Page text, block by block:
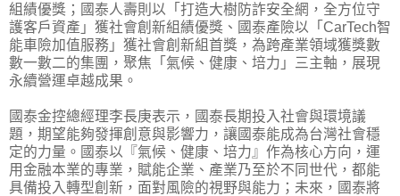
組績優獎；國泰人壽則以「打造大樹防詐安全網，全方位守
護客戶資產」獲社會創新組績優獎、國泰產險以「CarTech智
能車險加值服務」獲社會創新組首獎，為跨產業領域獲獎數
數一數二的集團，聚焦「氣候、健康、培力」三主軸，展現
永續營運卓越成果。
國泰金控總經理李長庚表示，國泰長期投入社會與環境議
題，期望能夠發揮創意與影響力，讓國泰能成為台灣社會穩
定的力量。國泰以『氣候、健康、培力』作為核心方向，運
用金融本業的專業，賦能企業、產業乃至於不同世代，都能
具備投入轉型創新，面對風險的視野與能力；未來，國泰將